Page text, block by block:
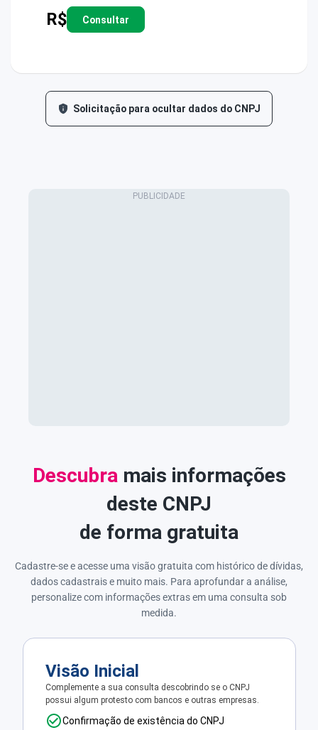
R$ Consultar
Solicitação para ocultar dados do CNPJ
Descubramais informações
deste CNPJ
de forma gratuita
Cadastre-se e acesse uma visão gratuita com histórico de dívidas,
dados cadastrais e muito mais. Para aprofundar a análise,
personalize com informações extras em uma consulta sob
medida.
Visão Inicial
Complemente a sua consulta descobrindo se o CNPJ
possui algum protesto com bancos e outras empresas.
Confirmação de existência do CNPJ